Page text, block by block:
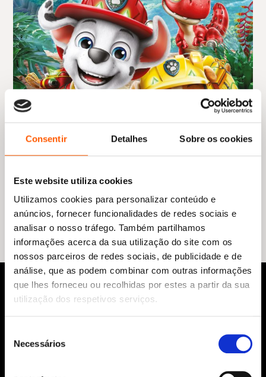
Consentir Detalhes Sobre os cookies
Este website utiliza cookies
Utilizamos cookies para personalizar conteúdo e
anúncios, fornecer funcionalidades de redes sociais e
analisar o nosso tráfego. Também partilhamos
informações acerca da sua utilização do site com os
nossos parceiros de redes sociais, de publicidade e de
análise, que as podem combinar com outras informações
que lhes forneceu ou recolhidas por estes a partir da sua
utilização dos respetivos serviços.
Necessários
era:
13,65 €.
é:
12,29 €.
Patrulha Pata: O Filme dos Dinossauros: Missão Dinossauro:
Megan Roth
Siga-nos: